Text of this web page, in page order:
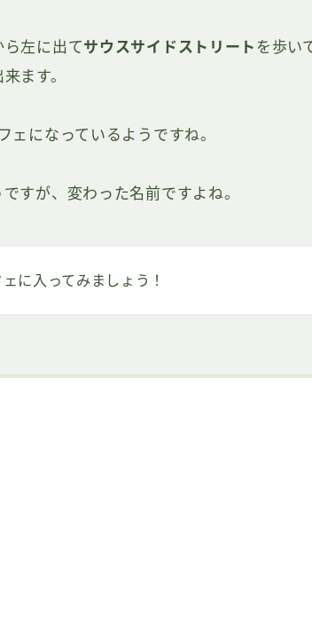
左に出てサウスサイドストリート を歩い
ます。
ェになっているようですね。
すが、変わった名前ですよね。
に入ってみましょう！